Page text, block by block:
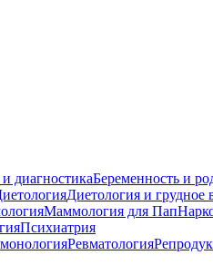
диагностикаБеременность и
Диетология и грудное
Маммология для Пап
Психиатрия
Ревматология